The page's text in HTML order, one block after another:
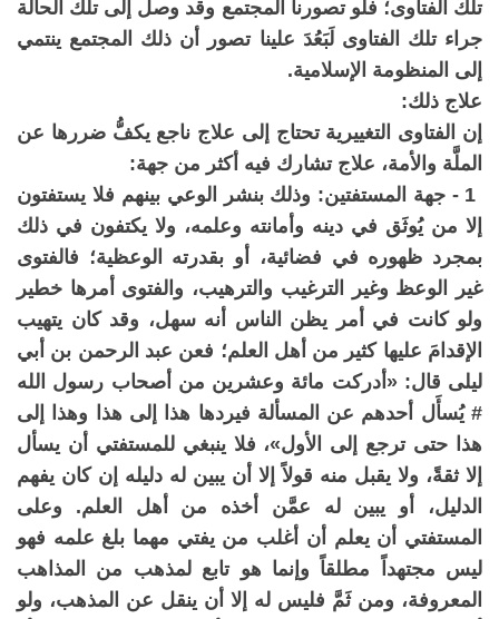
تلك الفتاوى؛ فلو تصورنا المجتمع وقد وصل إلى تلك الحالة
جراء تلك الفتاوى لَبَعُدَ علينا تصور أن ذلك المجتمع ينتمي
إلى المنظومة الإسلامية.
علاج ذلك:
إن الفتاوى التغييرية تحتاج إلى علاج ناجع يكفُّ ضررها عن
الملَّة والأمة، علاج تشارك فيه أكثر من جهة:
1 - جهة المستفتين: وذلك بنشر الوعي بينهم فلا يستفتون
إلا من يُوثَق في دينه وأمانته وعلمه، ولا يكتفون في ذلك
بمجرد ظهوره في فضائية، أو بقدرته الوعظية؛ فالفتوى
غير الوعظ وغير الترغيب والترهيب، والفتوى أمرها خطير
ولو كانت في أمر يظن الناس أنه سهل، وقد كان يتهيب
الإقدامَ عليها كثير من أهل العلم؛ فعن عبد الرحمن بن أبي
ليلى قال: «أدركت مائة وعشرين من أصحاب رسول الله
# يُسأَل أحدهم عن المسألة فيردها هذا إلى هذا وهذا إلى
هذا حتى ترجع إلى الأول»، فلا ينبغي للمستفتي أن يسأل
إلا ثقةً، ولا يقبل منه قولاً إلا أن يبين له دليله إن كان يفهم
الدليل، أو يبين له عمَّن أخذه من أهل العلم. وعلى
المستفتي أن يعلم أن أغلب من يفتي مهما بلغ علمه فهو
ليس مجتهداً مطلقاً وإنما هو تابع لمذهب من المذاهب
المعروفة، ومن ثَمَّ فليس له إلا أن ينقل عن المذهب، ولو